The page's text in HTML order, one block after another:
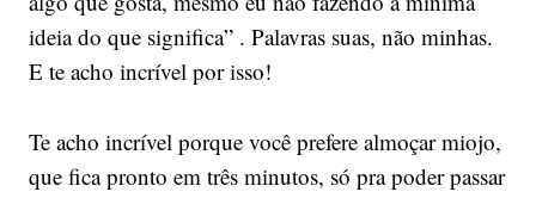
ideia do que significa” . Palavras suas, não minhas.
E te acho incrível por isso!
Te acho incrível porque você prefere almoçar miojo,
que fica pronto em três minutos, só pra poder passar